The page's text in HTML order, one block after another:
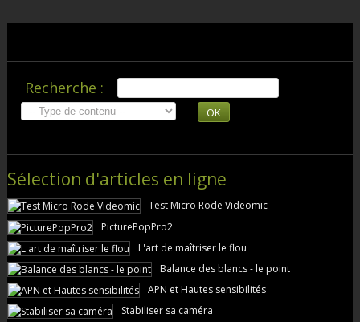
Recherche :
OK
Sélection d'articles en ligne
Test Micro Rode Videomic
PicturePopPro2
L'art de maîtriser le flou
Balance des blancs - le point
APN et Hautes sensibilités
Stabiliser sa caméra